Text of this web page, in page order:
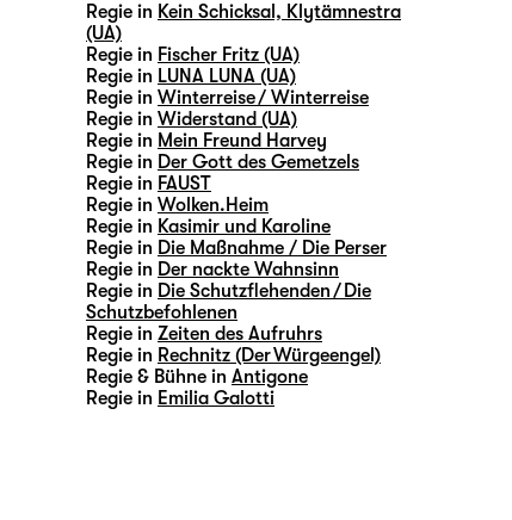
Regie in Kein Schicksal, Klytämnestra
(UA)
Regie in Fischer Fritz (UA)
Regie in LUNA LUNA (UA)
Regie in Winterreise / Winterreise
Regie in Widerstand (UA)
Regie in Mein Freund Harvey
Regie in Der Gott des Gemetzels
Regie in FAUST
Regie in Wolken.Heim
Regie in Kasimir und Karoline
Regie in Die Maßnahme / Die Perser
Regie in Der nackte Wahnsinn
Regie in Die Schutzflehenden / Die
Schutzbefohlenen
Regie in Zeiten des Aufruhrs
Regie in Rechnitz (Der Würgeengel)
Regie & Bühne in Antigone
Regie in Emilia Galotti